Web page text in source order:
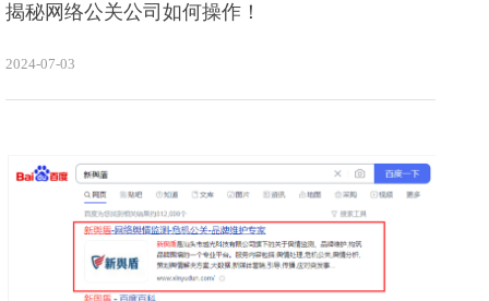
揭秘网络公关公司如何操作！
2024-07-03